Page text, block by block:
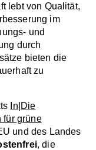
lebt von Qualität,
im
und
durch
bieten die
zu
In|Die
für grüne
und des Landes
, die